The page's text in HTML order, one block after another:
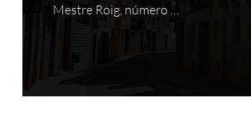
Mestre Roig, número …